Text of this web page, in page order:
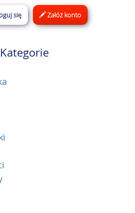
się Załóż konto
Kategorie